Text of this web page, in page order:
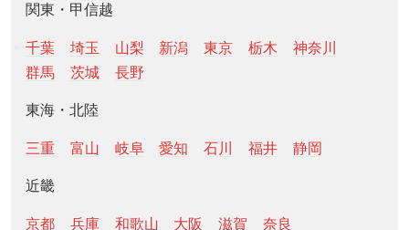
関東・甲信越
千葉 埼玉 山梨 新潟 東京 栃木
神奈川
群馬
茨城 長野
東海・北陸
三重 富山 岐阜 愛知 石川 福井 静岡
近畿
京都 兵庫 和歌山 大阪 滋賀 奈良